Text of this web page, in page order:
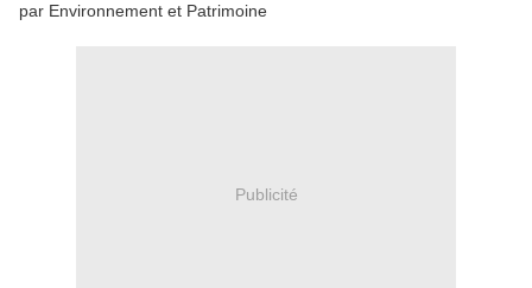
par Environnement et Patrimoine
Publicité